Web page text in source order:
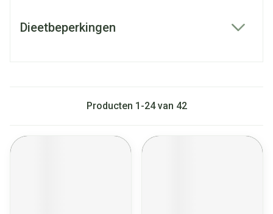
Dieetbeperkingen
Producten 1 -24van 42